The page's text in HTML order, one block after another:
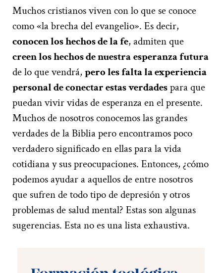
Muchos cristianos viven con lo que se conoce
como «la brecha del evangelio». Es decir,
conocen los hechos de la fe, admiten que
creen los hechos de nuestraesperanza futura
de lo que vendrá, pero les falta la experiencia
personal de conectar estas verdadespara que
puedan vivir vidas de esperanza en el presente.
Muchos de nosotros conocemos las grandes
verdades de la Biblia pero encontramos poco
verdadero significado en ellas para la vida
cotidiana y sus preocupaciones. Entonces, ¿cómo
podemos ayudar a aquellos de entre nosotros
que sufren de todo tipo de depresión y otros
problemas de salud mental? Estas son algunas
sugerencias. Esta no es una lista exhaustiva.